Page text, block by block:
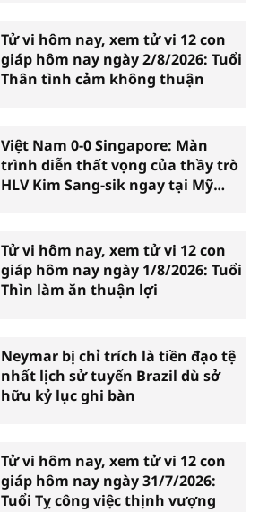
Tử vi hôm nay, xem tử vi 12 con
giáp hôm nay ngày 2/8/2026: Tuổi
Thân tình cảm không thuận
Việt Nam 0-0 Singapore: Màn
trình diễn thất vọng của thầy trò
HLV Kim Sang-sik ngay tại Mỹ
Tử vi hôm nay, xem tử vi 12 con
giáp hôm nay ngày 1/8/2026: Tuổi
Thìn làm ăn thuận lợi
Neymar bị chỉ trích là tiền đạo tệ
nhất lịch sử tuyển Brazil dù sở
hữu kỷ lục ghi bàn
Tử vi hôm nay, xem tử vi 12 con
giáp hôm nay ngày 31/7/2026:
Tuổi Tỵ công việc thịnh vượng